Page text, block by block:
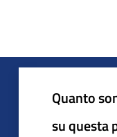
Quanto
su questa